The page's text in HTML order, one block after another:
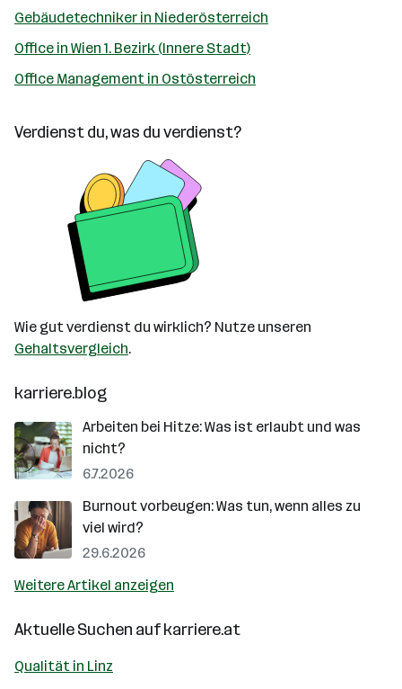
Gebäudetechniker in Niederösterreich
Office in Wien 1. Bezirk (Innere Stadt)
Office Management in Ostösterreich
Verdienst du, was du verdienst?
Wie gut verdienst du wirklich? Nutze unseren
Gehaltsvergleich.
karriere.blog
Arbeiten bei Hitze: Was ist erlaubt und was
nicht?
6.7.2026
Burnout vorbeugen: Was tun, wenn alles zu
viel wird?
29.6.2026
Weitere Artikel anzeigen
Aktuelle Suchen aufkarriere.at
Qualität in Linz